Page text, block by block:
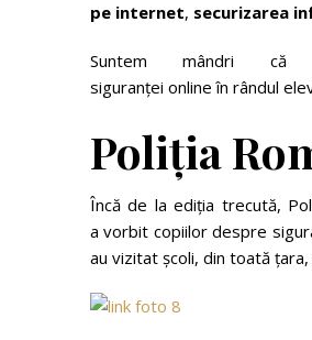
pe internet, securizarea
Suntem mândri
siguranței online în rândul
Poliția
Încă de la ediția trecută,
a vorbit copiilor despre
au vizitat școli, din toată